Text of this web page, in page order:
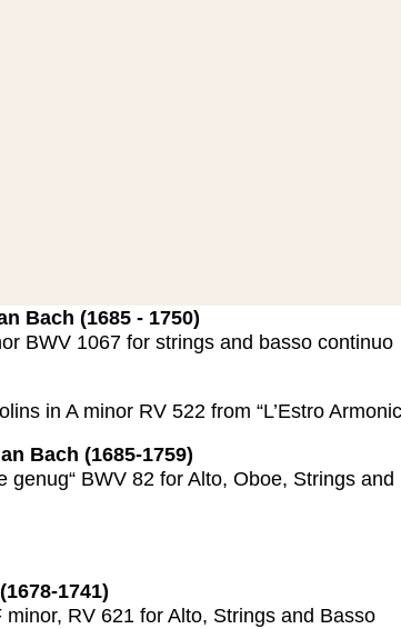
Bach (1685 - 1750)
BWV 1067 for strings and basso continuo
in A minor RV 522 from “L’Estro
Bach (1685-1759)
genug“ BWV 82 for Alto, Oboe, Strings and
1741)
minor, RV 621 for Alto, Strings and Basso